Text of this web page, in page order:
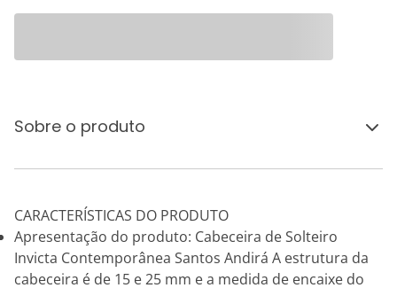
Sobre o produto
CARACTERÍSTICAS DO PRODUTO
Apresentação do produto: Cabeceira de Solteiro
Invicta Contemporânea Santos Andirá A estrutura da
cabeceira é de 15 e 25 mm e a medida de encaixe do